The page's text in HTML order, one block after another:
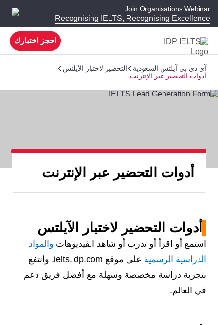
Join Organisations Webinar:
Recognising IELTS, Recognising Excellence
احجز اختبارك
آي دي بي آيلتس السعودية
التحضير لاختبار الآيلتس
أدوات التحضير عبر الإنترنت
أدوات التحضير عبر الإنترنت
أدوات التحضير لاختبار الآيلتس
استمع أو اقرأ أو تدرب أو شاهد الفيديوهات والمواد
الدراسية الرسمية
على موقع ielts.idp.com. وانتفع
بتجربة دراسة مخصصة وسهلة مع أفضل فريق دعم
في العالم.